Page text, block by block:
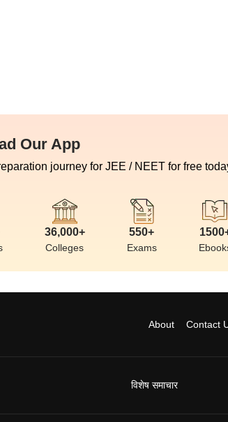
Our App
journey for JEE / NEET for free
36,000+
Colleges
550+
Exams
About Contact
विशेष समाचार